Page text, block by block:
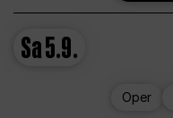
Sa5.9.
Oper